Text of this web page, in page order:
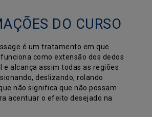
DO CURSO
é um tratamento em que
como extensão dos dedos
e alcança assim todas as regiões
deslizando, rolando
não significa que não possam
acentuar o efeito desejado na